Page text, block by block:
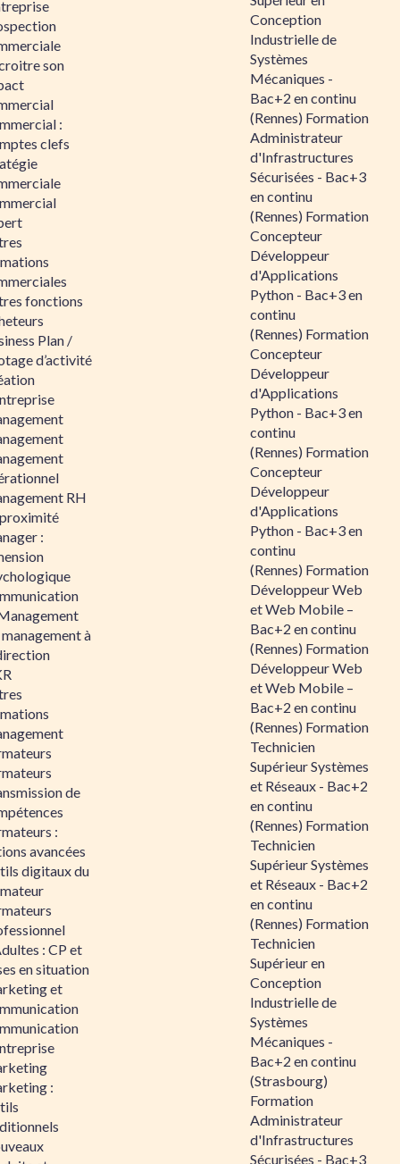
son
:
clefs
fonctions
Plan /
d’activité
RH
:
à
de
:
avancées
digitaux du
: CP et
en situation
et
:
Conception
Industrielle de
Systèmes
Mécaniques -
Bac+2 en continu
(Rennes) Formation
Administrateur
d'Infrastructures
Sécurisées - Bac+3
en continu
(Rennes) Formation
Concepteur
Développeur
d'Applications
Python - Bac+3 en
continu
(Rennes) Formation
Concepteur
Développeur
d'Applications
Python - Bac+3 en
continu
(Rennes) Formation
Concepteur
Développeur
d'Applications
Python - Bac+3 en
continu
(Rennes) Formation
Développeur Web
et Web Mobile –
Bac+2 en continu
(Rennes) Formation
Développeur Web
et Web Mobile –
Bac+2 en continu
(Rennes) Formation
Technicien
Supérieur Systèmes
et Réseaux - Bac+2
en continu
(Rennes) Formation
Technicien
Supérieur Systèmes
et Réseaux - Bac+2
en continu
(Rennes) Formation
Technicien
Supérieur en
Conception
Industrielle de
Systèmes
Mécaniques -
Bac+2 en continu
(Strasbourg)
Formation
Administrateur
d'Infrastructures
Sécurisées - Bac+3